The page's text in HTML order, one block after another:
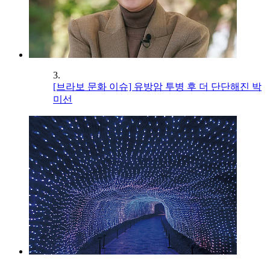
3.
[브라보 문화 이슈] 유방암 투병 후 더 단단해진 박
미선